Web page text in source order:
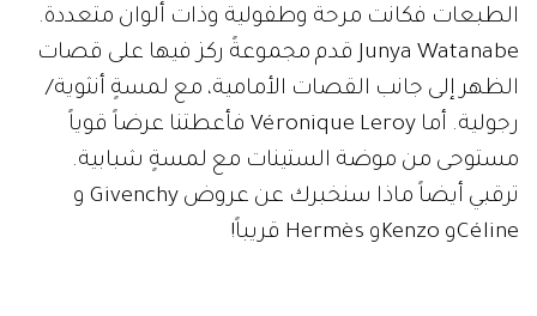
الطبعات فكانت مرحة وطفولية وذات ألوان متعددة.
Junya Watanabe قدم مجموعةً ركز فيها على قصات
الظهر إلى جانب القصات الأمامية، مع لمسةٍ أنثوية/
رجولية. أما Véronique Leroy فأعطتنا عرضاً قوياً
مستوحى من موضة الستينات مع لمسةٍ شبابية.
ترقبي أيضاً ماذا سنخبرك عن عروض Givenchy و
Célineو Kenzoو Hermès قريباً!